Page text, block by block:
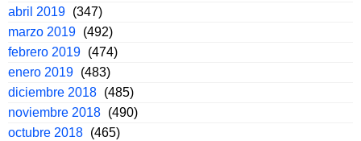
abril 2019 (347)
marzo 2019 (492)
febrero 2019 (474)
enero 2019 (483)
diciembre 2018 (485)
noviembre 2018 (490)
octubre 2018 (465)